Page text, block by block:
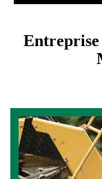
Entreprise